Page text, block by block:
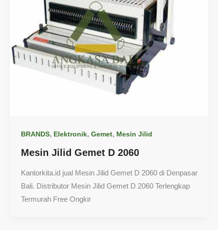
BRANDS, Elektronik, Gemet, Mesin Jilid
Mesin Jilid Gemet D 2060
Kantorkita.id jual Mesin Jilid Gemet D 2060 di Denpasar
Bali. Distributor Mesin Jilid Gemet D 2060 Terlengkap
Termurah Free Ongkir